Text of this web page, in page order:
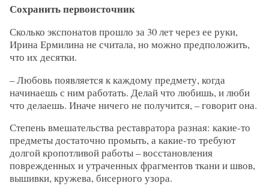
Сохранить первоисточник
Сколько экспонатов прошло за 30 лет через ее руки,
Ирина Ермилина не считала, но можно предположить,
что их десятки.
– Любовь появляется к каждому предмету, когда
начинаешь с ним работать. Делай что любишь, и люби
что делаешь. Иначе ничего не получится, – говорит она.
Степень вмешательства реставратора разная: какие-то
предметы достаточно промыть, а какие-то требуют
долгой кропотливой работы – восстановления
поврежденных и утраченных фрагментов ткани и швов,
вышивки, кружева, бисерного узора.